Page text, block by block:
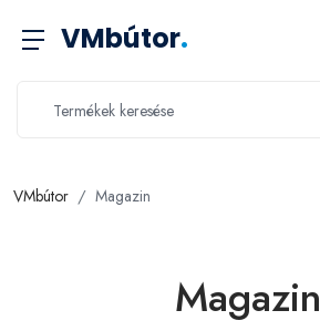
VMbútor.
VMbútor Magazin
Magazin